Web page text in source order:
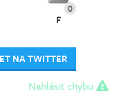
0
F
NA TWITTER
Nahlásit chybu